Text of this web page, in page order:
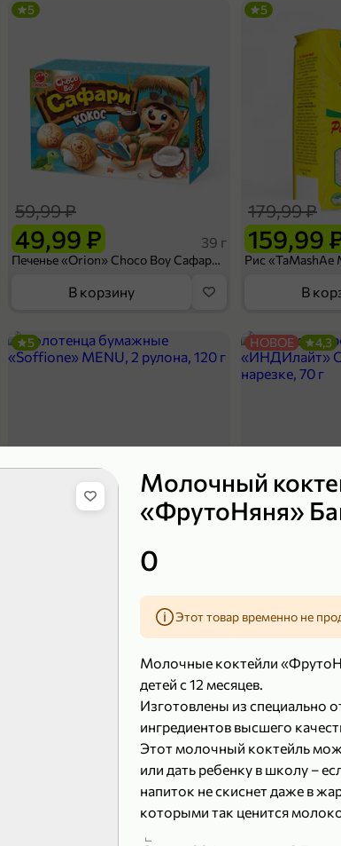
Молочный
«ФрутоНяня»
0
Этот товар временно не
Молочные коктейли
детей с 12 месяцев.
Изготовлены из специально
ингредиентов высшего
Этот молочный коктейль
или дать ребенку в школу –
напиток не скиснет даже в
которыми так ценится
49,99 ₽
59,99 ₽
39 г
Печенье «Orion» Choco Boy Сафари кокос, 39 г
5
В корзину
159,99
179,99 ₽
5
В
Полотенца бумажные «Soffione» MENU, 2 рулона, 120 г
5 НОВОЕ 4,3
В